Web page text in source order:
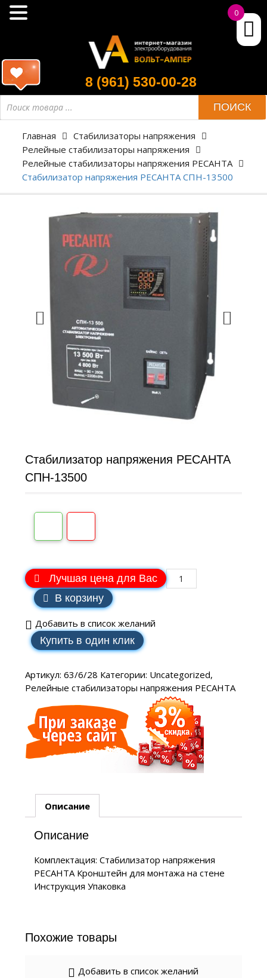
8 (961) 530-00-28
ПОИСК
Главная
Стабилизаторы напряжения
Релейные стабилизаторы напряжения
Релейные стабилизаторы напряжения РЕСАНТА
Стабилизатор напряжения РЕСАНТА СПН-13500
Стабилизатор напряжения РЕСАНТА
СПН-13500
Лучшая цена для Вас
В корзину
Добавить в список желаний
Купить в один клик
Артикул: 63/6/28 Категории: Uncategorized,
Релейные стабилизаторы напряжения РЕСАНТА
Описание
Описание
Комплектация: Стабилизатор напряжения
РЕСАНТА Кронштейн для монтажа на стене
Инструкция Упаковка
Похожие товары
Добавить в список желаний
0